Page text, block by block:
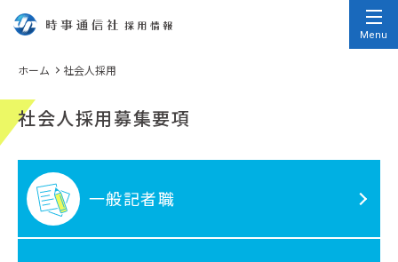
Menu
ホーム 社会人採用
社会人採用募集要項
一般記者職